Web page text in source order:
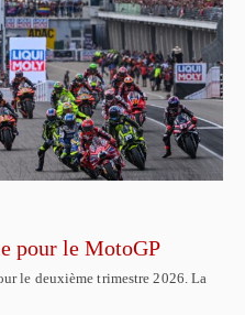
pour le MotoGP
le deuxième trimestre 2026. La